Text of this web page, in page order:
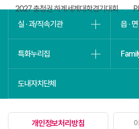
2027 충청권 하계세계대학경기대회
실 · 과/직속기관
읍 · 면
특화누리집
도내자치단체
개인정보처리방침